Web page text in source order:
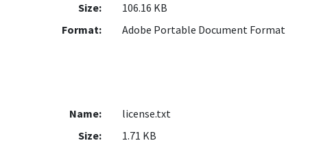
Size:
106.16 KB
Format:
Adobe Portable Document Format
Name:
license.txt
Size:
1.71 KB